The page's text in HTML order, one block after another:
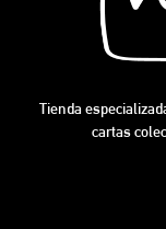
Tienda
cartas